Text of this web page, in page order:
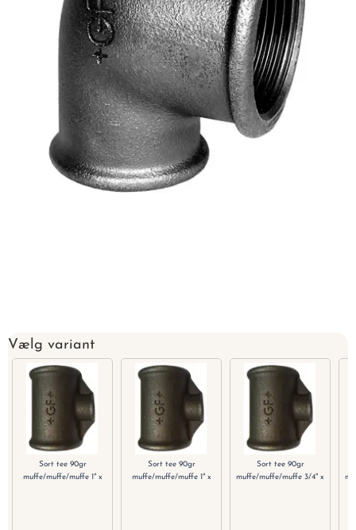
Vælg variant
Sort tee 90gr
muffe/muffe/muffe 1" x
Sort tee 90gr
muffe/muffe/muffe 1" x
Sort tee 90gr
muffe/muffe/muffe 3/4" x